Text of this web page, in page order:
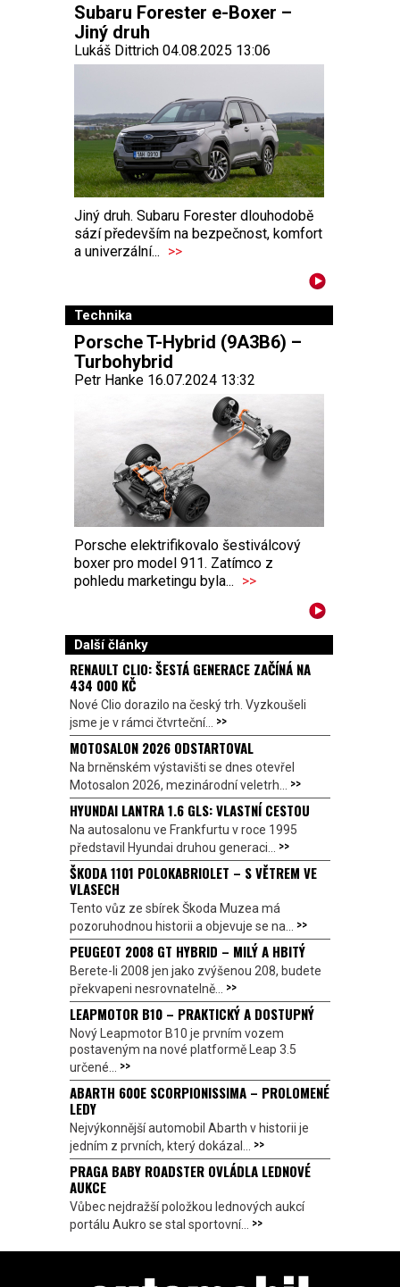
Subaru Forester e-Boxer –
Jiný druh
Lukáš Dittrich 04.08.2025 13:06
Jiný druh. Subaru Forester dlouhodobě
sází především na bezpečnost, komfort
a univerzální... >>
Technika
Porsche T-Hybrid (9A3B6) –
Turbohybrid
Petr Hanke 16.07.2024 13:32
Porsche elektrifikovalo šestiválcový
boxer pro model 911. Zatímco z
pohledu marketingu byla... >>
Další články
RENAULT CLIO: ŠESTÁ GENERACE ZAČÍNÁ NA
434 000 KČ
Nové Clio dorazilo na český trh. Vyzkoušeli
jsme je v rámci čtvrteční... >>
MOTOSALON 2026 ODSTARTOVAL
Na brněnském výstavišti se dnes otevřel
Motosalon 2026, mezinárodní veletrh... >>
HYUNDAI LANTRA 1.6 GLS: VLASTNÍ CESTOU
Na autosalonu ve Frankfurtu v roce 1995
představil Hyundai druhou generaci... >>
ŠKODA 1101 POLOKABRIOLET – S VĚTREM VE
VLASECH
Tento vůz ze sbírek Škoda Muzea má
pozoruhodnou historii a objevuje se na... >>
PEUGEOT 2008 GT HYBRID – MILÝ A HBITÝ
Berete-li 2008 jen jako zvýšenou 208, budete
překvapeni nesrovnatelně... >>
LEAPMOTOR B10 – PRAKTICKÝ A DOSTUPNÝ
Nový Leapmotor B10 je prvním vozem
postaveným na nové platformě Leap 3.5
určené... >>
ABARTH 600E SCORPIONISSIMA – PROLOMENÉ
LEDY
Nejvýkonnější automobil Abarth v historii je
jedním z prvních, který dokázal... >>
PRAGA BABY ROADSTER OVLÁDLA LEDNOVÉ
AUKCE
Vůbec nejdražší položkou lednových aukcí
portálu Aukro se stal sportovní... >>